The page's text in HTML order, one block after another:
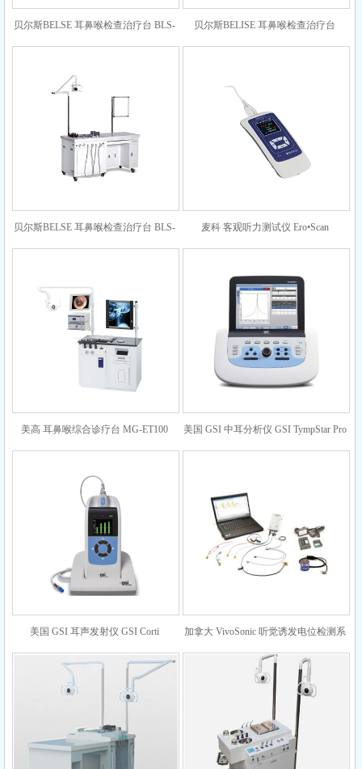
贝尔斯BELSE 耳鼻喉检查治疗台 BLS-
510（单工短台 大理石台面）
贝尔斯BELISE 耳鼻喉检查治疗台
BLS-520（单工短台 大理石台面）
贝尔斯BELSE 耳鼻喉检查治疗台 BLS-
510（单工加长 大理石台面）
麦科 客观听力测试仪 Ero•Scan
美高 耳鼻喉综合诊疗台 MG-ET100 美国 GSI 中耳分析仪 GSI TympStar Pro
美国 GSI 耳声发射仪 GSI Corti 加拿大 VivoSonic 听觉诱发电位检测系
统INTEGRITY V500